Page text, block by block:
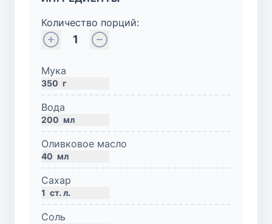
Количество порций:
1
Мука
350 г
Вода
200 мл
Оливковое масло
40 мл
Сахар
1 ст. л.
Соль